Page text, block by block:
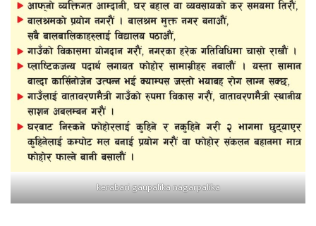
kerabari gaupalika nagarpalika